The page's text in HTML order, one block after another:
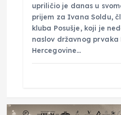
upriličio je danas u
prijem za Ivana Soldu,
kluba Posušje, koji je
naslov državnog prvaka
Hercegovine…